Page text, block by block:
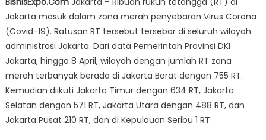
DKI
Bakal
Atur
Jam
Malam
di
Wilayah
Zona
Jakarta masuk dalam zona merah penyebaran Virus Corona
(Covid-19). Ratusan RT tersebut tersebar di seluruh wilayah
administrasi Jakarta. Dari data Pemerintah Provinsi DKI
Jakarta, hingga 8 April, wilayah dengan jumlah RT zona
merah terbanyak berada di Jakarta Barat dengan 755 RT.
Kemudian diikuti Jakarta Timur dengan 634 RT, Jakarta
Selatan dengan 571 RT, Jakarta Utara dengan 488 RT, dan
Jakarta Pusat 210 RT, dan di Kepulauan Seribu 1 RT.